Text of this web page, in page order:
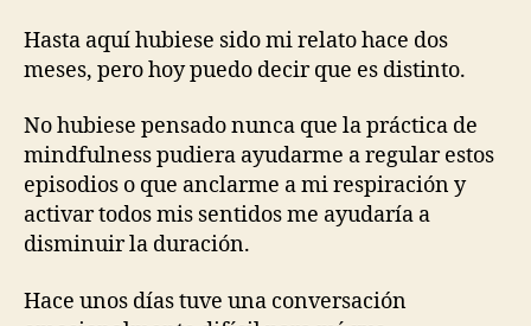
Hasta aquí hubiese sido mi relato hace dos
meses, pero hoy puedo decir que es distinto.
No hubiese pensado nunca que la práctica de
mindfulness pudiera ayudarme a regular estos
episodios o que anclarme a mi respiración y
activar todos mis sentidos me ayudaría a
disminuir la duración.
Hace unos días tuve una conversación